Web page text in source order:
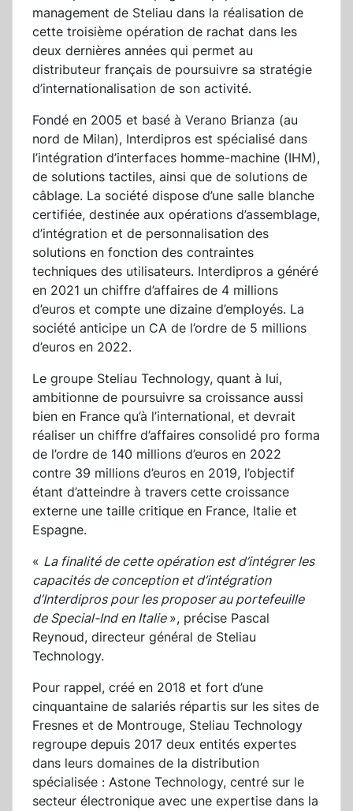
management de Steliau dans la réalisation de
cette troisième opération de rachat dans les
deux dernières années qui permet au
distributeur français de poursuivre sa stratégie
d’internationalisation de son activité.
Fondé en 2005 et basé à Verano Brianza (au
nord de Milan), Interdipros est spécialisé dans
l’intégration d’interfaces homme-machine (IHM),
de solutions tactiles, ainsi que de solutions de
câblage. La société dispose d’une salle blanche
certifiée, destinée aux opérations d’assemblage,
d’intégration et de personnalisation des
solutions en fonction des contraintes
techniques des utilisateurs. Interdipros a généré
en 2021 un chiffre d’affaires de 4 millions
d’euros et compte une dizaine d’employés. La
société anticipe un CA de l’ordre de 5 millions
d’euros en 2022.
Le groupe Steliau Technology, quant à lui,
ambitionne de poursuivre sa croissance aussi
bien en France qu’à l’international, et devrait
réaliser un chiffre d’affaires consolidé pro forma
de l’ordre de 140 millions d’euros en 2022
contre 39 millions d’euros en 2019, l’objectif
étant d’atteindre à travers cette croissance
externe une taille critique en France, Italie et
Espagne.
« La finalité de cette opération est d’intégrer les
capacités de conception et d’intégration
d’Interdipros pour les proposer au portefeuille
de Special-Ind en Italie », précise Pascal
Reynoud, directeur général de Steliau
Technology.
Pour rappel, créé en 2018 et fort d’une
cinquantaine de salariés répartis sur les sites de
Fresnes et de Montrouge, Steliau Technology
regroupe depuis 2017 deux entités expertes
dans leurs domaines de la distribution
spécialisée : Astone Technology, centré sur le
secteur électronique avec une expertise dans la